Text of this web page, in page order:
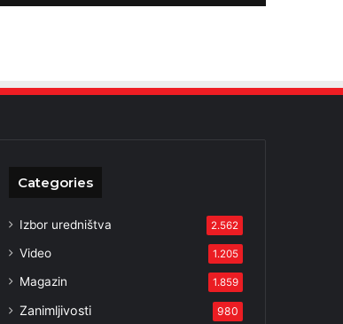
Categories
Izbor uredništva 2.562
Video 1.205
Magazin 1.859
Zanimljivosti 980